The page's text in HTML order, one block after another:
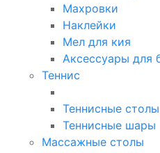
Махровки
Наклейки
Мел для кия
Аксессуары для
Теннис
Теннисные столы
Теннисные шары
Массажные столы